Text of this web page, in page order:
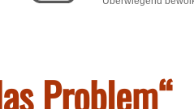
Problem“